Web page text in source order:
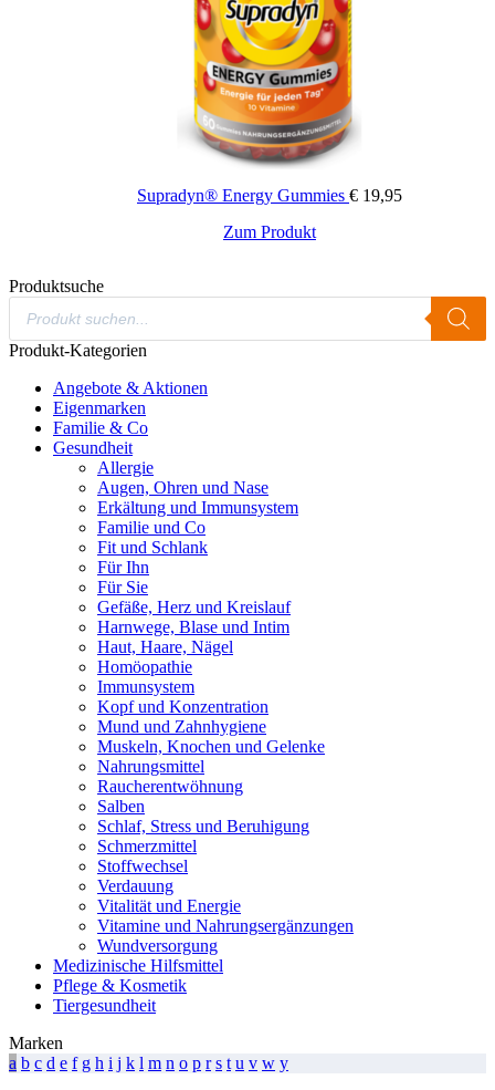
Nahrungsergänzungsmittel stellen keinen Ersatz für eine
abwechslungsreiche und ausgewogene Ernährung sowie für eine
gesunde Lebensweise dar. Die angegebene empfohlene Tagesdosis
nicht überschreiten. Für Kinder unerreichbar aufbewahren.
Supradyn® Energy Gummies € 19,95
Zum Produkt
Produktsuche
Products
search
Produkt-Kategorien
Angebote & Aktionen
Eigenmarken
Familie & Co
Gesundheit
Allergie
Augen, Ohren und Nase
Erkältung und Immunsystem
Familie und Co
Fit und Schlank
Für Ihn
Für Sie
Gefäße, Herz und Kreislauf
Harnwege, Blase und Intim
Haut, Haare, Nägel
Homöopathie
Immunsystem
Kopf und Konzentration
Mund und Zahnhygiene
Muskeln, Knochen und Gelenke
Nahrungsmittel
Raucherentwöhnung
Salben
Schlaf, Stress und Beruhigung
Schmerzmittel
Stoffwechsel
Verdauung
Vitalität und Energie
Vitamine und Nahrungsergänzungen
Wundversorgung
Medizinische Hilfsmittel
Pflege & Kosmetik
Tiergesundheit
Marken
a b c d e f g h i j k l m n o p r s t u v w y